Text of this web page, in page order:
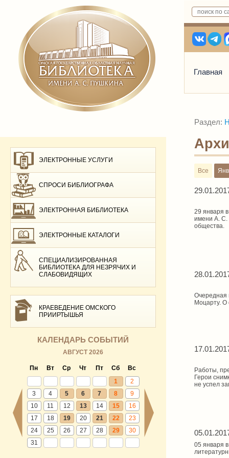
Главная
ЭЛЕКТРОННЫЕ УСЛУГИ
СПРОСИ БИБЛИОГРАФА
ЭЛЕКТРОННАЯ БИБЛИОТЕКА
ЭЛЕКТРОННЫЕ КАТАЛОГИ
СПЕЦИАЛИЗИРОВАННАЯ
БИБЛИОТЕКА ДЛЯ НЕЗРЯЧИХ И
СЛАБОВИДЯЩИХ
КРАЕВЕДЕНИЕ ОМСКОГО
ПРИИРТЫШЬЯ
КАЛЕНДАРЬ СОБЫТИЙ
АВГУСТ 2026
Пн Вт Ср Чт Пт Сб
Вс
1
2
3
4 5 6 7 8
9
10
11 12 13 14 15
16
17
18 19 20 21 22
23
24
25 26 27 28 29
30
31
Раздел:
Все
29 января
имени А. С.
общества.
Очередная
Моцарту. О
Работы,
Герои
не успел
05 января